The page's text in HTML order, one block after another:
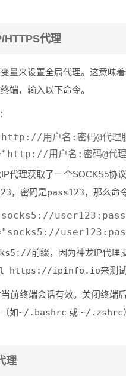
HTTPS代理
量来设置全局代理。这意味
端，输入以下命令。
用户名:密码@代理服
代理获取了一个SOCKS5协
，密码是pass123，那么命
前缀，因为神龙IP代理
https://ipinfo.io来测
前终端会话有效。关闭终端
如~/.bashrc 或~/.zshrc
理